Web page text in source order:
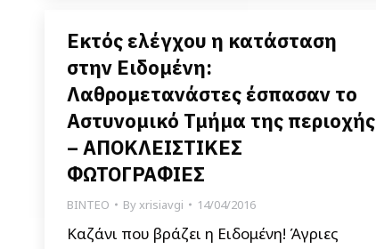
Εκτός ελέγχου η κατάσταση
στην Ειδομένη:
Λαθρομετανάστες έσπασαν το
Αστυνομικό Τμήμα της περιοχής
– ΑΠΟΚΛΕΙΣΤΙΚΕΣ
ΦΩΤΟΓΡΑΦΙΕΣ
ΒΙΝΤΕΟ Byxrisiavgi 14/04/2016
Καζάνι που βράζει η Ειδομένη! Άγριες